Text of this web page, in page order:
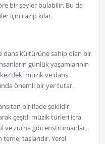
bir şeyler bulabilir. Bu da
için cazip kılar.
dans kültürüne sahip olan bir
günlük yaşamlarının
müzik ve dans
önemli bir yer tutar.
bir ifade şeklidir.
çeşitli müzik türleri icra
ve zurna gibi enstrümanlar,
taşlarıdır. Yerel